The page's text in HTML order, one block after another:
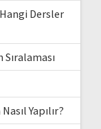
Dersler
Yapılır?